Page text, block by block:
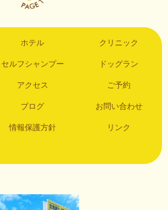
ホテル クリニック
セルフシャンプー ドッグラン
アクセス ご予約
ブログ お問い合わせ
情報保護方針 リンク